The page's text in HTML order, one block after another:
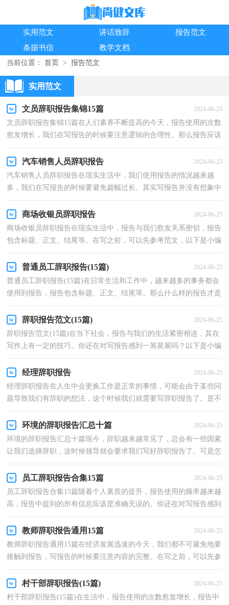
实用范文 讲话致辞
报告范文
条据书信
教学文档
当前位置： 首页 > 报告范文
实用范文
文员辞职报告集锦15篇 2024-06-25
文员辞职报告集锦15篇在人们素养不断提高的今天，报告使用的次数
愈发增长，我们在写报告的时候要注意逻辑的合理性。那么报告应该
汽车销售人员辞职报告 2024-06-25
汽车销售人员辞职报告在现实生活中，我们使用报告的情况越来越
多，我们在写报告的时候要避免篇幅过长。其实写报告并没有想象中
商场收银员辞职报告 2024-06-25
商场收银员辞职报告在现实生活中，报告与我们愈发关系密切，报告
包含标题、正文、结尾等。在写之前，可以先参考范文，以下是小编
普通员工辞职报告(15篇) 2024-06-25
普通员工辞职报告(15篇)在日常生活和工作中，越来越多的事务都会
使用到报告，报告包含标题、正文、结尾等。那么什么样的报告才是
辞职报告范文(15篇) 2024-06-25
辞职报告范文(15篇)在当下社会，报告与我们的生活紧密相连，其在
写作上有一定的技巧。你还在对写报告感到一筹莫展吗？以下是小编
经理辞职报告 2024-06-25
经理辞职报告在人生中会更换工作是正常的事情，可能会由于某些问
题导致我们有辞职的想法，这个时候我们就需要写辞职报告了。是不
环境的辞职报告汇总十篇 2024-06-25
环境的辞职报告汇总十篇现今，辞职越来越常见了，总会有一些因素
让我们选择辞职，这时候领导就会要求我们写好辞职报告了。可是怎
员工辞职报告合集15篇 2024-06-25
员工辞职报告合集15篇随着个人素质的提升，报告使用的频率越来越
高，报告中提到的所有信息应该是准确无误的。你还在对写报告感到
教师辞职报告通用15篇 2024-06-25
教师辞职报告通用15篇在经济发展迅速的今天，我们都不可避免地要
接触到报告，写报告的时候要注意内容的完整。在写之前，可以先参
村干部辞职报告(15篇) 2024-06-25
村干部辞职报告(15篇)在生活中，报告使用的次数愈发增长，报告中